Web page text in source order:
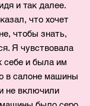
и так далее.
что хочет
чтобы знать,
Я чувствовала
себе и была им
в салоне машины
не включили